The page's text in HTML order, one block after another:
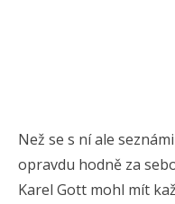
Než se s ní ale
opravdu hodně za
Karel Gott mohl mít